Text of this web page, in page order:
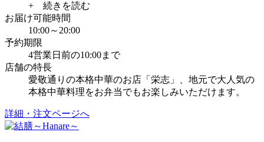
+ 続きを読む
お届け可能時間
10:00～20:00
予約期限
4営業日前の10:00まで
店舗の特長
愛敬通りの本格中華のお店「栄志」、地元で大人気の
本格中華料理をお弁当でもお楽しみいただけます。
詳細・注文ページへ